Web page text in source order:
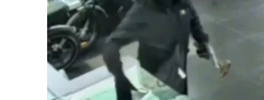
07 août 2026Consulter l'article "Deux mineurs
Partager l'article
Facebook
TwitterWhatsApp
Share
08 décembre 2023 - 09h15